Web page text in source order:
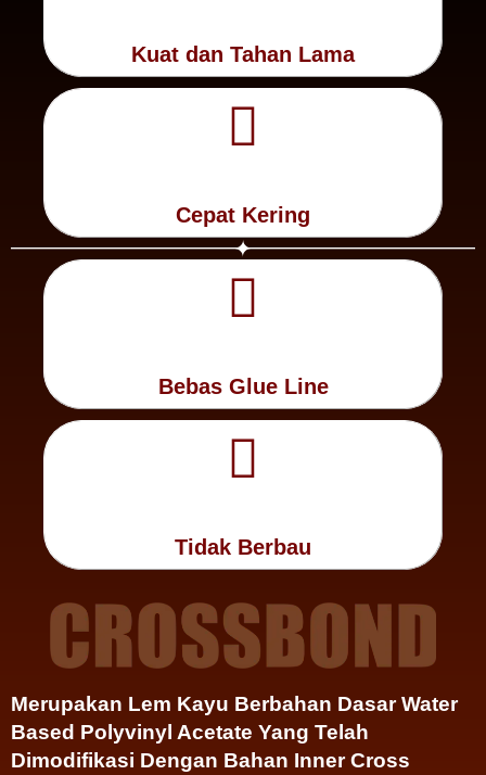
Kering,
Tahan
Kuat dan Tahan Lama
Cepat Kering
Bebas Glue Line
Tidak Berbau
Merupakan Lem Kayu Berbahan Dasar Water
Based Polyvinyl Acetate Yang Telah
Dimodifikasi Dengan Bahan Inner Cross